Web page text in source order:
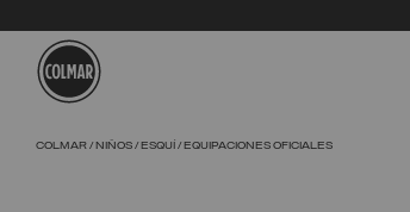
COLMAR NIÑOS ESQUÍ EQUIPACIONES OFICIALES